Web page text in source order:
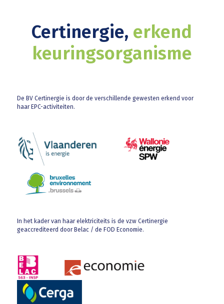
Certinergie, erkend
keuringsorganisme
De BV Certinergie is door de verschillende gewesten erkend voor
haar EPC-activiteiten.
In het kader van haar elektriciteits is de vzw Certinergie
geaccrediteerd door Belac / de FOD Economie.